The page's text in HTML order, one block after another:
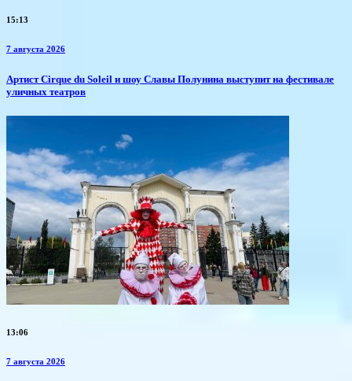
15:13
7 августа 2026
Артист Cirque du Soleil и шоу Славы Полунина выступит на фестивале
уличных театров
13:06
7 августа 2026